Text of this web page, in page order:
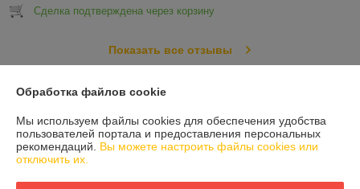
Сделка подтверждена через корзину
Показать все отзывы
Контакты
Доставка и оплата
Обработка файлов cookie
Мы используем файлы cookies для обеспечения удобства
пользователей портала и предоставления персональных
рекомендаций. Вы можете настроить файлы cookies или
отключить их.